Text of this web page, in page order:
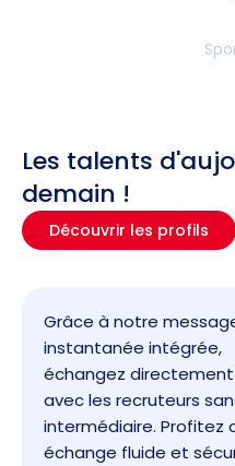
Les talents
demain !
Découvrir les profils
Grâce à notre
instantanée intégrée,
échangez directement
avec les recruteurs
intermédiaire. Profitez
échange fluide et